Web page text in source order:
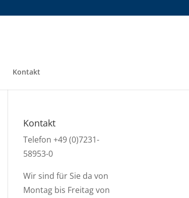
Kontakt
Kontakt
Telefon +49 (0)7231-
58953-0
Wir sind für Sie da von
Montag bis Freitag von